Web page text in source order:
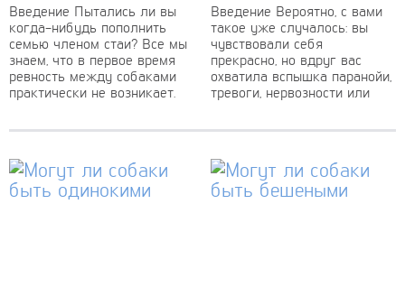
Введение Пытались ли вы
когда-нибудь пополнить
семью членом стаи? Все мы
знаем, что в первое время
ревность между собаками
практически не возникает.
Введение Вероятно, с вами
такое уже случалось: вы
чувствовали себя
прекрасно, но вдруг вас
охватила вспышка паранойи,
тревоги, нервозности или